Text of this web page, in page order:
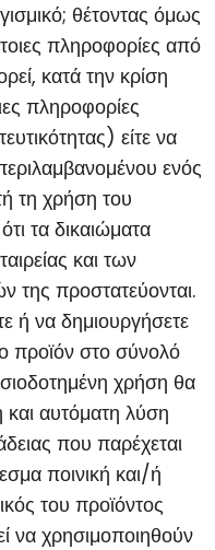
θέτοντας όμως
πληροφορίες από
κατά την κρίση
πληροφορίες
είτε να
ενός
τη χρήση του
τα δικαιώματα
και των
της προστατεύονται.
ή να δημιουργήσετε
προϊόν στο σύνολό
χρήση θα
αυτόματη λύση
που παρέχεται
ποινική και/ή
του προϊόντος
να χρησιμοποιηθούν